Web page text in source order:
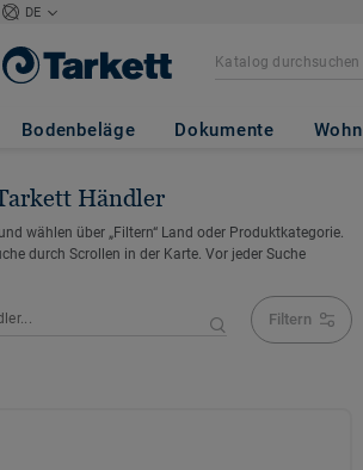
DE
Bodenbeläge Dokumente
Händler
wählen über „Filtern“ Land oder Produktkategorie.
durch Scrollen in der Karte. Vor jeder Suche
Filtern